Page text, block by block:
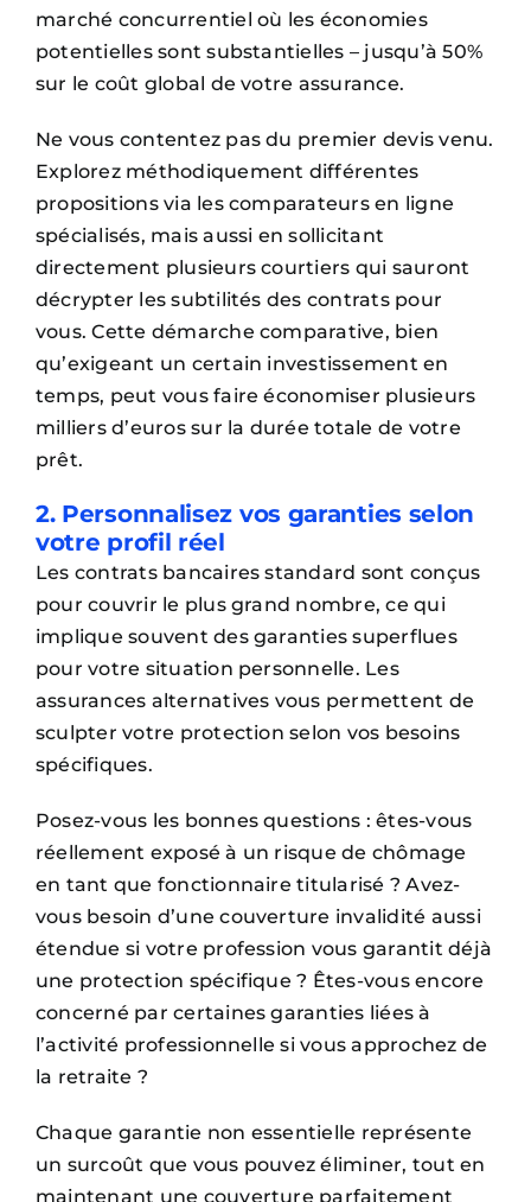
marché concurrentiel où les économies
potentielles sont substantielles – jusqu’à 50%
sur le coût global de votre assurance.
Ne vous contentez pas du premier devis venu.
Explorez méthodiquement différentes
propositions via les comparateurs en ligne
spécialisés, mais aussi en sollicitant
directement plusieurs courtiers qui sauront
décrypter les subtilités des contrats pour
vous. Cette démarche comparative, bien
qu’exigeant un certain investissement en
temps, peut vous faire économiser plusieurs
milliers d’euros sur la durée totale de votre
prêt.
2. Personnalisez vos garanties selon
votre profil réel
Les contrats bancaires standard sont conçus
pour couvrir le plus grand nombre, ce qui
implique souvent des garanties superflues
pour votre situation personnelle. Les
assurances alternatives vous permettent de
sculpter votre protection selon vos besoins
spécifiques.
Posez-vous les bonnes questions : êtes-vous
réellement exposé à un risque de chômage
en tant que fonctionnaire titularisé ? Avez-
vous besoin d’une couverture invalidité aussi
étendue si votre profession vous garantit déjà
une protection spécifique ? Êtes-vous encore
concerné par certaines garanties liées à
l’activité professionnelle si vous approchez de
la retraite ?
Chaque garantie non essentielle représente
un surcoût que vous pouvez éliminer, tout en
maintenant une couverture parfaitement